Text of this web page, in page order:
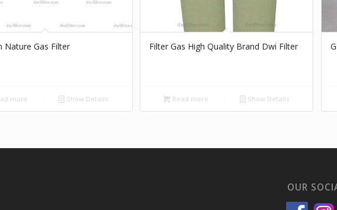
Nature Gas Filter
more Show Details
Filter Gas High Quality Brand Dwi Filter
Read more Show Details
OUR